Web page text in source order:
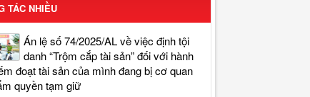
TÁC NHIỀU
Án lệ số 74/2025/AL về việc định tội
danh “Trộm cắp tài sản” đối với hành
đoạt tài sản của mình đang bị cơ quan
quyền tạm giữ